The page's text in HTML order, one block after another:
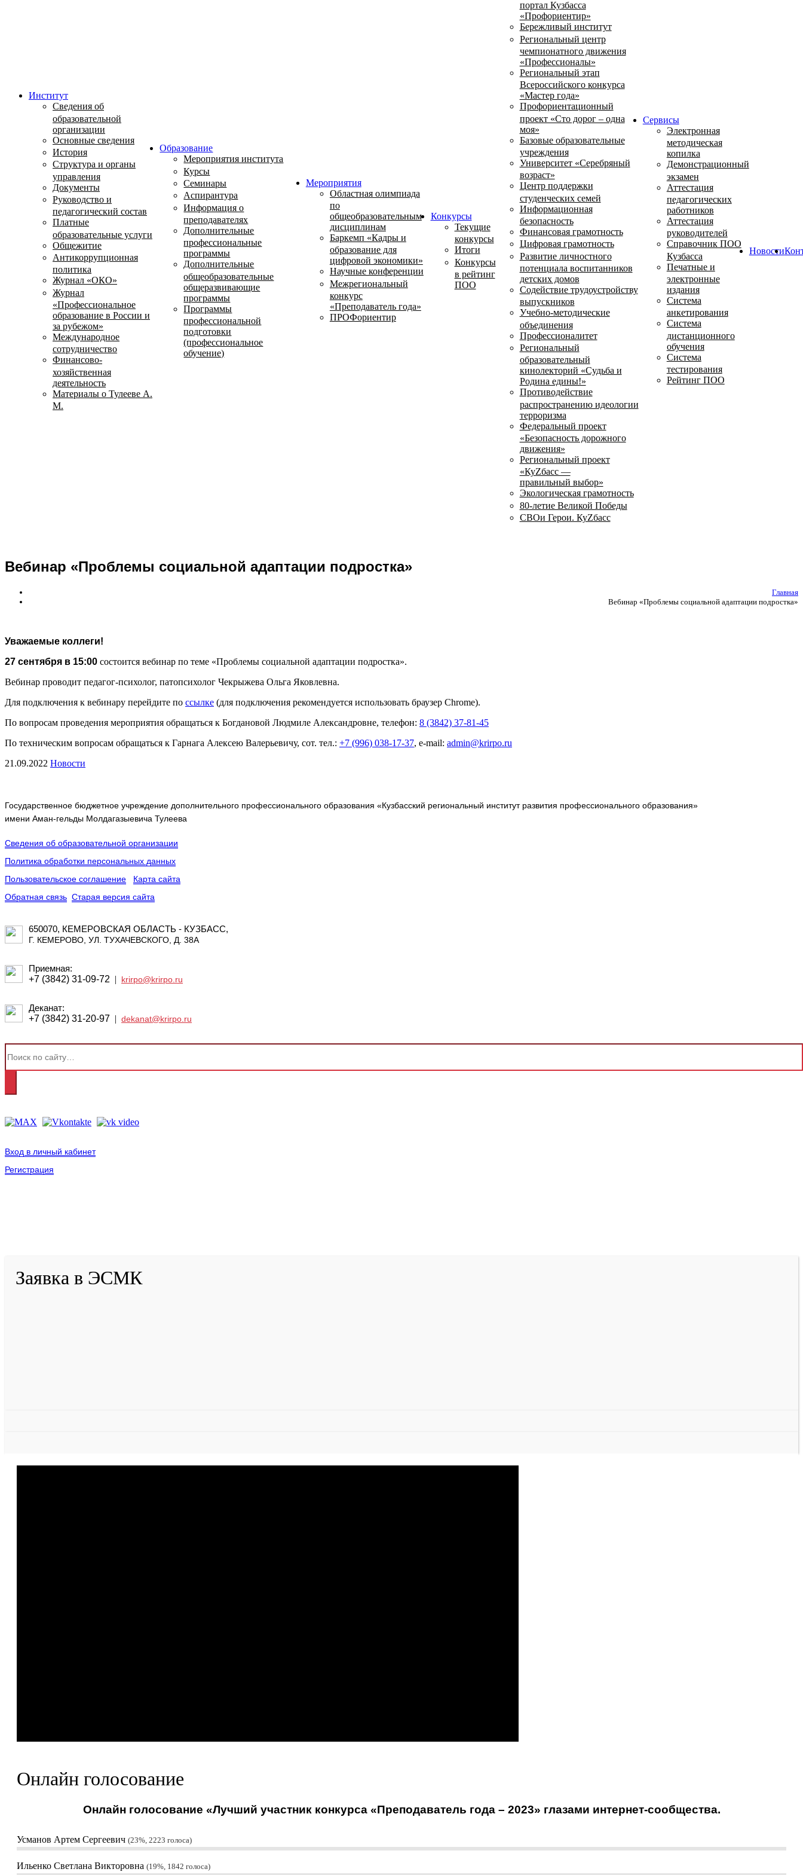
Институт
Сведения об
образовательной
организации
Основные сведения
История
Структура и органы
управления
Документы
Руководство и
педагогический состав
Платные
образовательные услуги
Общежитие
Антикоррупционная
политика
Журнал «ОКО»
Журнал
«Профессиональное
образование в России и
за рубежом»
Международное
сотрудничество
Финансово-
хозяйственная
деятельность
Материалы о Тулееве А.
М.
Образование
Мероприятия института
Курсы
Семинары
Аспирантура
Информация о
преподавателях
Дополнительные
профессиональные
программы
Дополнительные
общеобразовательные
общеразвивающие
программы
Программы
профессиональной
подготовки
(профессиональное
обучение)
Мероприятия
Областная олимпиада
по
общеобразовательным
дисциплинам
Баркемп «Кадры и
образование для
цифровой экономики»
Научные конференции
Межрегиональный
конкурс
«Преподаватель года»
ПРОФориентир
Конкурсы
Текущие
конкурсы
Итоги
Конкурсы
в рейтинг
ПОО
портал Кузбасса
«Профориентир»
Бережливый институт
Региональный центр
чемпионатного движения
«Профессионалы»
Региональный этап
Всероссийского конкурса
«Мастер года»
Профориентационный
проект «Сто дорог – одна
моя»
Базовые образовательные
учреждения
Университет «Серебряный
возраст»
Центр поддержки
студенческих семей
Информационная
безопасность
Финансовая грамотность
Цифровая грамотность
Развитие личностного
потенциала воспитанников
детских домов
Содействие трудоустройству
выпускников
Учебно-методические
объединения
Профессионалитет
Региональный
образовательный
кинолекторий «Судьба и
Родина едины!»
Противодействие
распространению идеологии
терроризма
Федеральный проект
«Безопасность дорожного
движения»
Региональный проект
«КуZбасс —
правильный выбор»
Экологическая грамотность
80-летие Великой Победы
СВОи Герои. КуZбасс
Сервисы
Электронная
методическая
копилка
Демонстрационный
экзамен
Аттестация
педагогических
работников
Аттестация
руководителей
Справочник ПОО
Кузбасса
Печатные и
электронные
издания
Система
анкетирования
Система
дистанционного
обучения
Система
тестирования
Рейтинг ПОО
Новости
Вебинар «Проблемы социальной адаптации подростка»
Главная
Вебинар «Проблемы социальной адаптации подростка»
Уважаемые коллеги!
27 сентября в 15:00 состоится вебинар по теме «Проблемы социальной адаптации подростка».
Вебинар проводит педагог-психолог, патопсихолог Чекрыжева Ольга Яковлевна.
Для подключения к вебинару перейдите по ссылке (для подключения рекомендуется использовать браузер Chrome).
По вопросам проведения мероприятия обращаться к Богдановой Людмиле Александровне, телефон: 8 (3842) 37-81-45
По техническим вопросам обращаться к Гарнага Алексею Валерьевичу, сот. тел.: +7 (996) 038-17-37, e-mail: admin@krirpo.ru
21.09.2022 Новости
Государственное бюджетное учреждение дополнительного профессионального образования «Кузбасский региональный институт развития профессионального образования»
имени Аман-гельды Молдагазыевича Тулеева
Сведения об образовательной организации
Политика обработки персональных данных
Пользовательское соглашение
Карта сайта
Обратная связь Старая версия сайта
650070, КЕМЕРОВСКАЯ ОБЛАСТЬ - КУЗБАСС,
Г. КЕМЕРОВО, УЛ. ТУХАЧЕВСКОГО, Д. 38А
Приемная:
+7 (3842) 31-09-72 | krirpo@krirpo.ru
Деканат:
+7 (3842) 31-20-97 | dekanat@krirpo.ru
Вход в личный кабинет
Регистрация
Заявка в ЭСМК
Онлайн голосование
Онлайн голосование «Лучший участник конкурса «Преподаватель года – 2023» глазами интернет-сообщества.
Усманов Артем Сергеевич 23%, 2223 голоса
Ильенко Светлана Викторовна 19%, 1842 голоса